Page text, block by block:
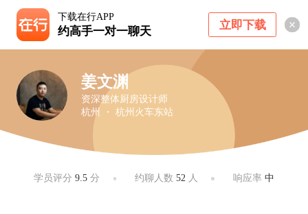
下载在行APP
约高手一对一聊天 立即下载
姜文渊
资深整体厨房设计师
杭州 ・ 杭州火车东站
学员评分9.5 分 约聊人数 52 人 响应率 中